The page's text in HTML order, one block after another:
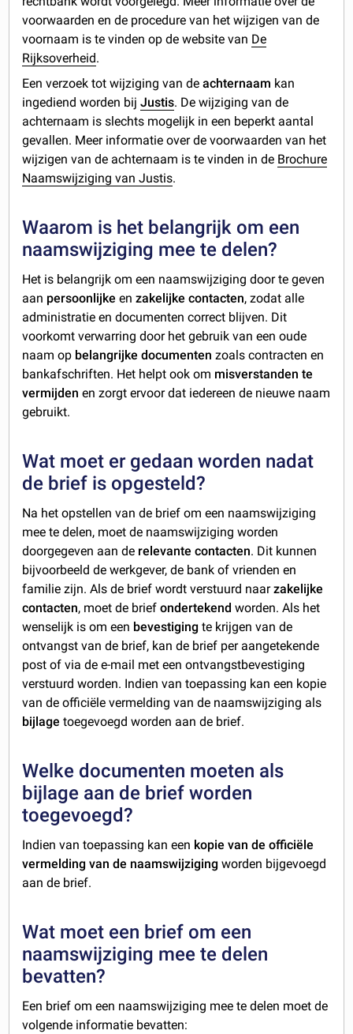
voorwaarden en de procedure van het wijzigen van de
voornaam is te vinden op de website van De
Rijksoverheid.
Een verzoek tot wijziging van deachternaam kan
ingediend worden bijJustis. De wijziging van de
achternaam is slechts mogelijk in een beperkt aantal
gevallen. Meer informatie over de voorwaarden van het
wijzigen van de achternaam is te vinden in de Brochure
Naamswijziging van Justis.
Waarom is het belangrijk om een
naamswijziging mee te delen?
Het is belangrijk om een naamswijziging door te geven
aan persoonlijkeenzakelijke contacten, zodat alle
administratie en documenten correct blijven. Dit
voorkomt verwarring door het gebruik van een oude
naam op belangrijke documenten zoals contracten en
bankafschriften. Het helpt ook om misverstanden te
vermijdenen zorgt ervoor dat iedereen de nieuwe naam
gebruikt.
Wat moet er gedaan worden nadat
de brief is opgesteld?
Na het opstellen van de brief om een naamswijziging
mee te delen, moet de naamswijziging worden
doorgegeven aan de relevante contacten. Dit kunnen
bijvoorbeeld de werkgever, de bank of vrienden en
familie zijn. Als de brief wordt verstuurd naarzakelijke
contacten, moet de briefondertekend worden. Als het
wenselijk is om een bevestigingte krijgen van de
ontvangst van de brief, kan de brief per aangetekende
post of via de e-mail met een ontvangstbevestiging
verstuurd worden. Indien van toepassing kan een kopie
van de officiële vermelding van de naamswijziging als
bijlagetoegevoegd worden aan de brief.
Welke documenten moeten als
bijlage aan de brief worden
toegevoegd?
Indien van toepassing kan een kopie van de officiële
vermelding van de naamswijzigingworden bijgevoegd
aan de brief.
Wat moet een brief om een
naamswijziging mee te delen
bevatten?
Een brief om een naamswijziging mee te delen moet de
volgende informatie bevatten: